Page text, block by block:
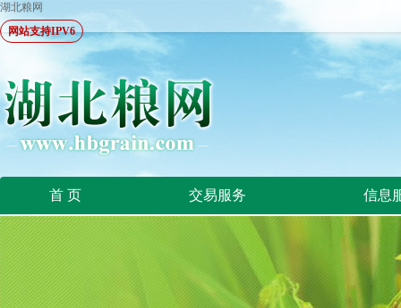
湖北粮网
网站支持IPV6
首 页 交易服务 信息